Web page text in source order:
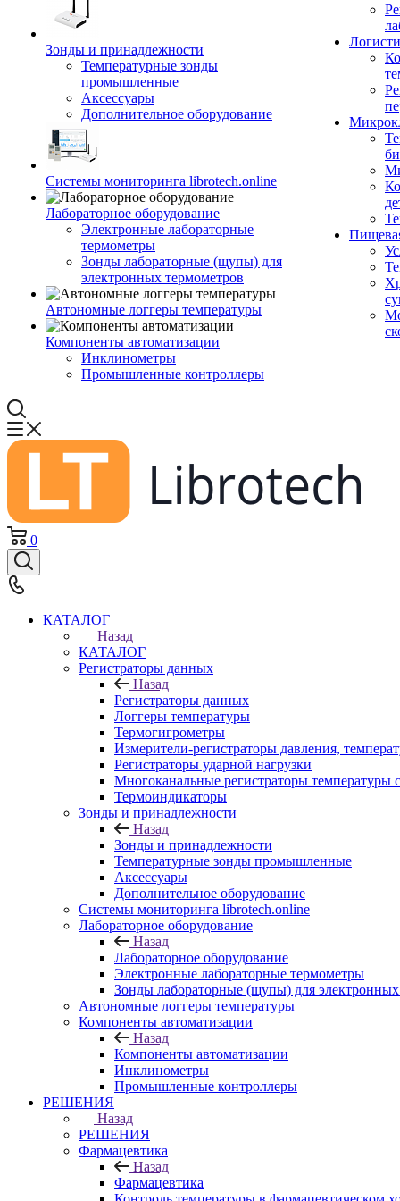
Зонды и принадлежности
Температурные зонды
промышленные
Аксессуары
Дополнительное оборудование
Системы мониторинга librotech.online
Лабораторное оборудование
Электронные лабораторные
термометры
Зонды лабораторные (щупы) для
электронных термометров
Автономные логгеры температуры
Компоненты автоматизации
Инклинометры
Промышленные контроллеры
0
КАТАЛОГ
Назад
КАТАЛОГ
Регистраторы данных
Назад
Регистраторы данных
Логгеры температуры
Термогигрометры
Измерители-регистраторы давления,
Регистраторы ударной нагрузки
Многоканальные регистраторы
Термоиндикаторы
Зонды и принадлежности
Назад
Зонды и принадлежности
Температурные зонды промышленные
Аксессуары
Дополнительное оборудование
Системы мониторинга librotech.online
Лабораторное оборудование
Назад
Лабораторное оборудование
Электронные лабораторные термометры
Зонды лабораторные (щупы) для
Автономные логгеры температуры
Компоненты автоматизации
Назад
Компоненты автоматизации
Инклинометры
Промышленные контроллеры
РЕШЕНИЯ
Назад
РЕШЕНИЯ
Фармацевтика
Назад
Фармацевтика